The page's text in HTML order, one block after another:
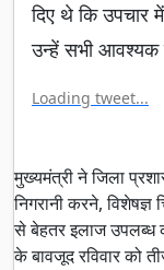
दिए थे कि उपचार
उन्हें सभी आवश्यक
Loading tweet...
मुख्यमंत्री ने जिला
निगरानी करने,
से बेहतर इलाज उपलब्ध
के बावजूद रविवार को